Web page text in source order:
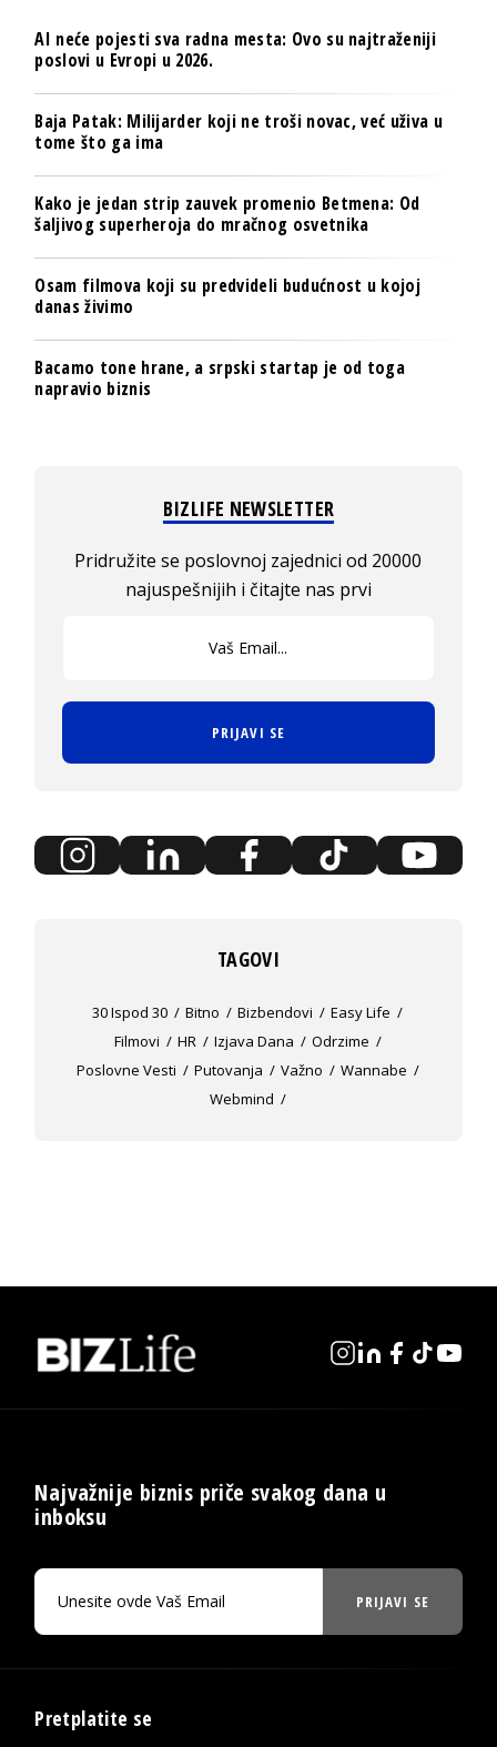
AI neće pojesti sva radna mesta: Ovo su najtraženiji
poslovi u Evropi u 2026.
Baja Patak: Milijarder koji ne troši novac, već uživa u
tome što ga ima
Kako je jedan strip zauvek promenio Betmena: Od
šaljivog superheroja do mračnog osvetnika
Osam filmova koji su predvideli budućnost u kojoj
danas živimo
Bacamo tone hrane, a srpski startap je od toga
napravio biznis
BIZLIFE NEWSLETTER
Pridružite se poslovnoj zajednici od 20000
najuspešnijih i čitajte nas prvi
PRIJAVI SE
TAGOVI
30 Ispod 30 Bitno Bizbendovi
Easy Life
Filmovi
HR Izjava Dana
Odrzime
Poslovne Vesti
Putovanja Važno
Wannabe
Webmind
Najvažnije biznis priče svakog dana u
inboksu
PRIJAVI SE
Pretplatite se